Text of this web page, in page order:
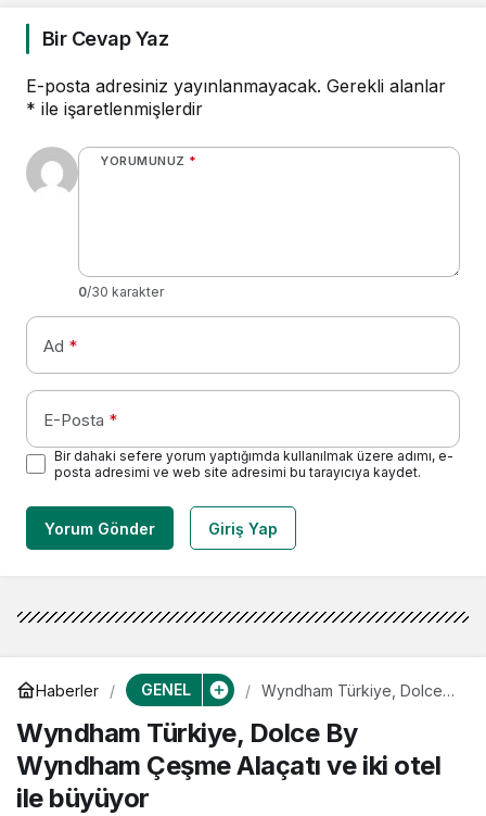
Bir Cevap Yaz
E-posta adresiniz yayınlanmayacak. Gerekli alanlar
* ile işaretlenmişlerdir
YORUMUNUZ *
0/30 karakter
Ad *
E-Posta *
Bir dahaki sefere yorum yaptığımda kullanılmak üzere adımı, e-
posta adresimi ve web site adresimi bu tarayıcıya kaydet.
Yorum Gönder Giriş Yap
Haberler GENEL
Wyndham Türkiye, Dolce
Alaçatı ve iki otel ile
büyüyor
Wyndham Türkiye, Dolce By
Wyndham Çeşme Alaçatı ve iki otel
ile büyüyor